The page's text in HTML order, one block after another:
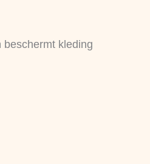
beschermt kleding